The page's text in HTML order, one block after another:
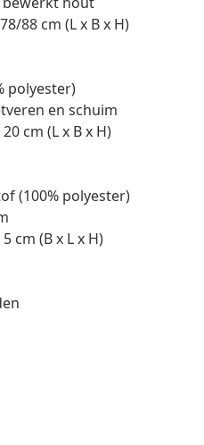
88 cm (L x B x H)
polyester)
en schuim
cm (L x B x H)
(100% polyester)
cm (B x L x H)